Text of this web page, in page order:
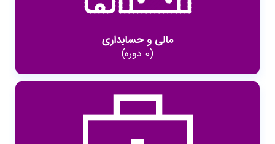
مالی و حسابداری
(0 دوره)